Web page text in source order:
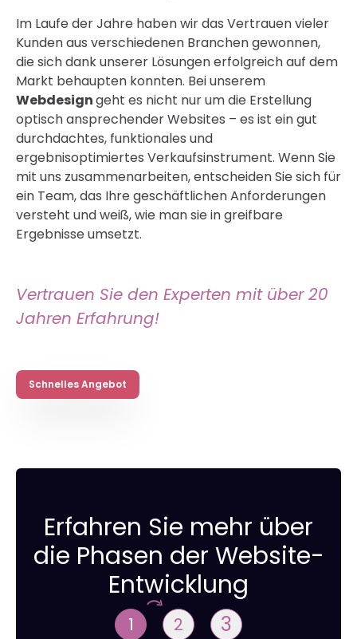
Im Laufe der Jahre haben wir das Vertrauen vieler
Kunden aus verschiedenen Branchen gewonnen,
die sich dank unserer Lösungen erfolgreich auf dem
Markt behaupten konnten. Bei unserem
Webdesigngeht es nicht nur um die Erstellung
optisch ansprechender Websites – es ist ein gut
durchdachtes, funktionales und
ergebnisoptimiertes Verkaufsinstrument. Wenn Sie
mit uns zusammenarbeiten, entscheiden Sie sich für
ein Team, das Ihre geschäftlichen Anforderungen
versteht und weiß, wie man sie in greifbare
Ergebnisse umsetzt.
Vertrauen Sie den Experten mit über 20
Jahren Erfahrung!
Schnelles Angebot
Erfahren Sie mehr über
die Phasen der Website-
Entwicklung
1 2 3